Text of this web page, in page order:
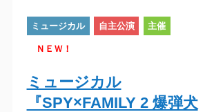
ミュージカル 自主公演 主催
ＮＥＷ！
ミュージカル
『SPY×FAMILY 2 爆弾犬